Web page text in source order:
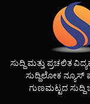
ಸುದ್ದಿ ಮತ್ತು ಪ್ರಚಲಿತ
ಸುದ್ದಿಲೋಕ ನ್ಯೂಸ್
ಗುಣಮಟ್ಟದ ಸುದ್ದಿ